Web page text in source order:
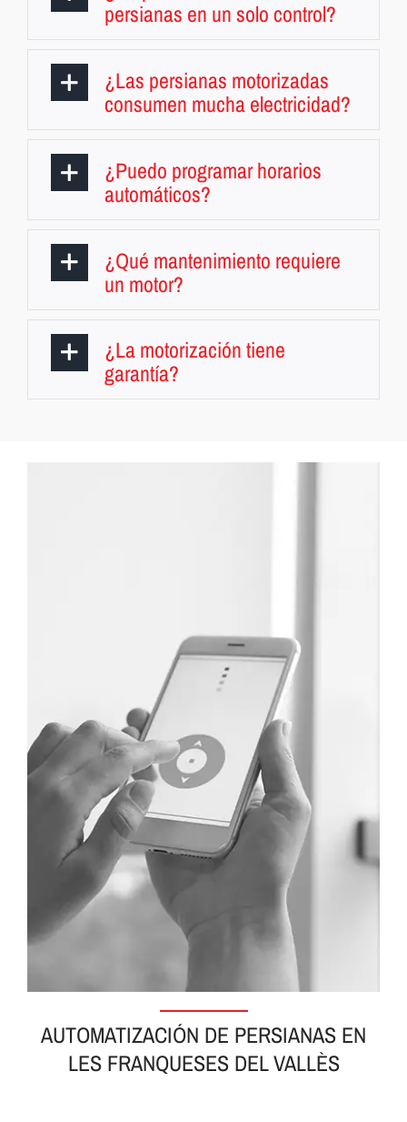
persianas en un solo control?
¿Las persianas motorizadas
consumen mucha electricidad?
¿Puedo programar horarios
automáticos?
¿Qué mantenimiento requiere
un motor?
¿La motorización tiene
garantía?
AUTOMATIZACIÓN DE PERSIANAS EN
LES FRANQUESES DEL VALLÈS